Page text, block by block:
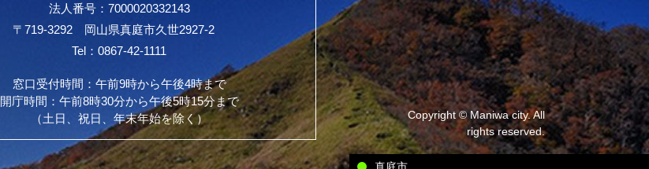
法人番号：7000020332143
〒719-3292 岡山県真庭市久世2927-2
Tel：0867-42-1111
窓口受付時間：午前9時から午後4時まで
開庁時間：午前8時30分から午後5時15分まで
（土日、祝日、年末年始を除く）
Copyright © Maniwa city. All
rights reserved.